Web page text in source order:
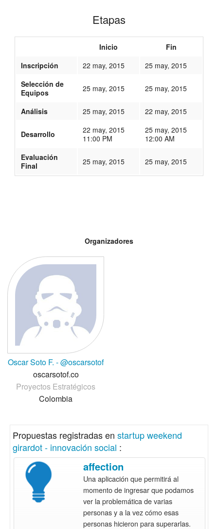
Etapas
Inicio
Fin
Inscripción
22 may, 2015
25 may, 2015
Selección de
Equipos
25 may, 2015 25 may, 2015
Análisis 25 may, 2015 22 may, 2015
Desarrollo
22 may, 2015
11:00 PM
25 may, 2015
12:00 AM
Evaluación
Final
25 may, 2015 25 may, 2015
Organizadores
Oscar Soto F. - @oscarsotof
oscarsotof.co
Proyectos Estratégicos
Colombia
Propuestas registradas en startup weekend
girardot - innovación social :
affection
Una aplicación que permitirá al
momento de ingresar que podamos
ver la problemática de varias
personas y a la vez cómo esas
personas hicieron para superarlas.